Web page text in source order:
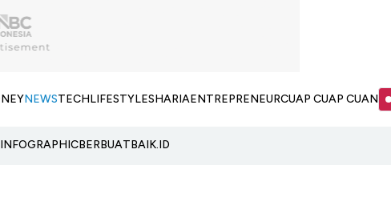
NEWSTECHLIFESTYLESHARIAENTREPRENEURCUAP CUAP CUAN
INFOGRAPHICBERBUATBAIK.ID